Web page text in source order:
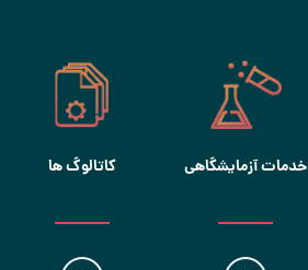
خدمات آزمایشگاهی کاتالوگ ها